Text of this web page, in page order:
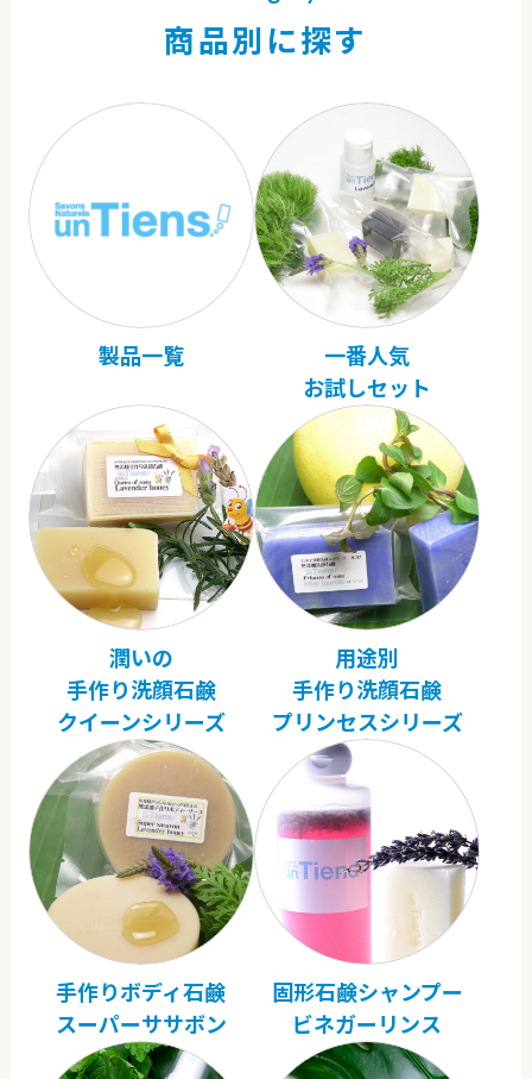
商品別に探す
製品一覧
一番人気
お試しセット
潤いの
手作り洗顔石鹸
クイーンシリーズ
用途別
手作り洗顔石鹸
プリンセスシリーズ
手作りボディ石鹸
スーパーササボン
固形石鹸シャンプー
ビネガーリンス